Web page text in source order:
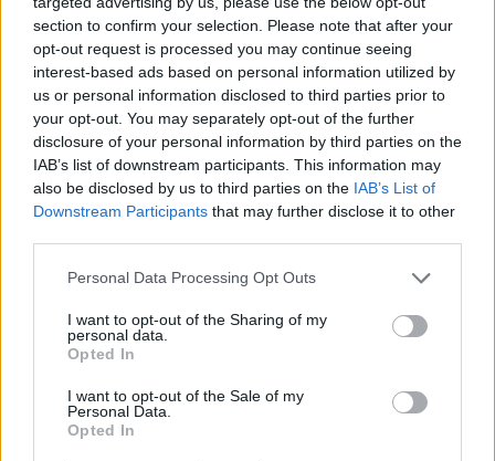
section to confirm your selection. Please note that after your
opt-out request is processed you may continue seeing
interest-based ads based on personal information utilized by
us or personal information disclosed to third parties prior to
your opt-out. You may separately opt-out of the further
disclosure of your personal information by third parties on the
IAB’s list of downstream participants. This information may
also be disclosed by us to third parties on the IAB’s List of
Downstream Participants that may further disclose it to other
Please note that this website/app uses one or more Google
not limited to your visit or usage behaviour. You may click to
grant or deny consent to Google and its third-party tags to
use your data for below specified purposes in below Google
consent section.
Personal Data Processing Opt Outs
I want to opt-out of the Sharing of my
personal data.
Opted In
I want to opt-out of the Sale of my
Personal Data.
Opted In
Újra itt a Horrors, szokás szerint egy váratlan
stílusváltással. Űrben lebegő popsztár, visszatérő
sludge legenda, mindent-bele pszichofolk, Gang Of
Four-díszdoboz és az év eddigi legjobban lefikázott
lemeze. Összefoglaló a Metacritic alapján.